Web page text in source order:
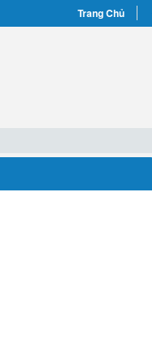
Trang Chủ